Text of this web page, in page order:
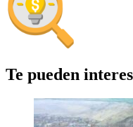
Te pueden